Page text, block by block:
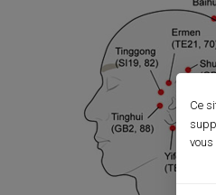
Ce
vous